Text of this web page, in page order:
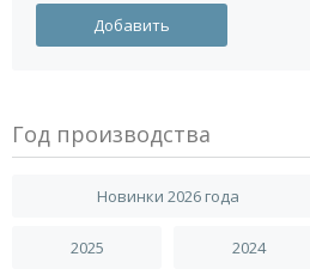
Год производства
Новинки 2026 года
2025 2024